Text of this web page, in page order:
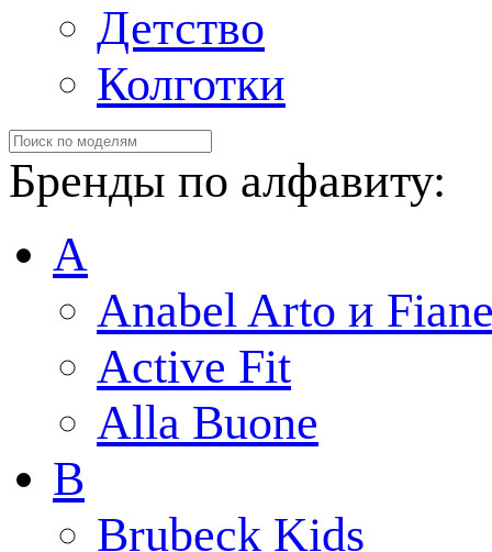
Детство
Колготки
Бренды по алфавиту:
A
Anabel Arto и
Active Fit
Alla Buone
B
Brubeck Kids